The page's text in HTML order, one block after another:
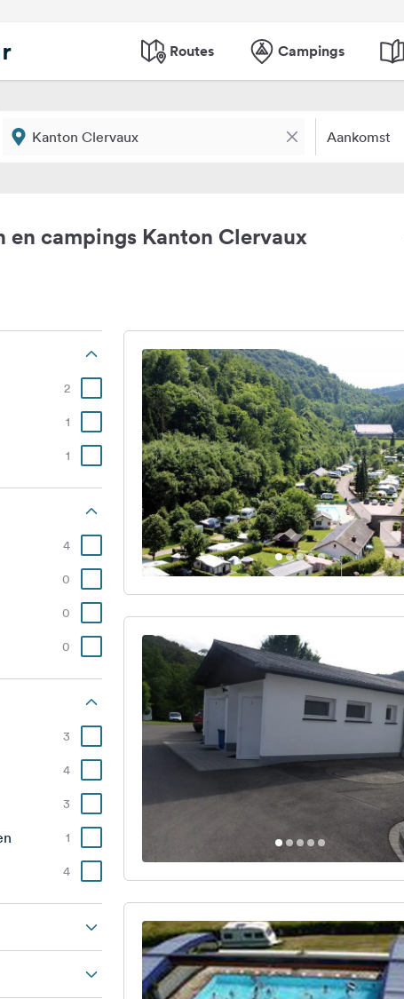
Routes Campings
Aankomst
en campings Kanton Clervaux
2
1
1
4
0
0
0
3
4
3
1
4